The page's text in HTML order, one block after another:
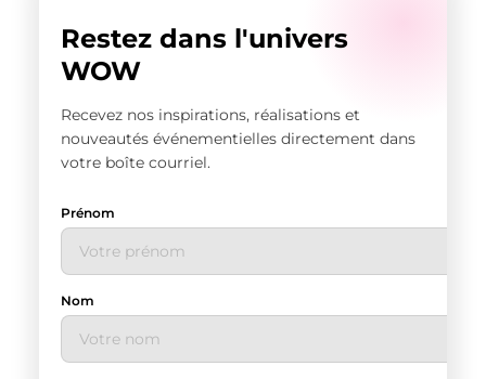
Restez dans l'univers
WOW
Recevez nos inspirations, réalisations et
nouveautés événementielles directement dans
votre boîte courriel.
Prénom
Nom